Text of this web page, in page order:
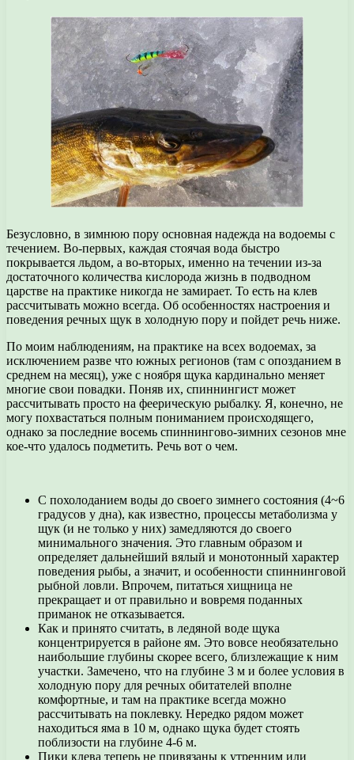
Безусловно, в зимнюю пору основная надежда на водоемы с
течением. Во-первых, каждая стоячая вода быстро
покрывается льдом, а во-вторых, именно на течении из-за
достаточного количества кислорода жизнь в подводном
царстве на практике никогда не замирает. То есть на клев
рассчитывать можно всегда. Об особенностях настроения и
поведения речных щук в холодную пору и пойдет речь ниже.
По моим наблюдениям, на практике на всех водоемах, за
исключением разве что южных регионов (там с опозданием в
среднем на месяц), уже с ноября щука кардинально меняет
многие свои повадки. Поняв их, спиннингист может
рассчитывать просто на феерическую рыбалку. Я, конечно, не
могу похвастаться полным пониманием происходящего,
однако за последние восемь спиннингово-зимних сезонов мне
кое-что удалось подметить. Речь вот о чем.
С похолоданием воды до своего зимнего состояния (4~6
градусов у дна), как известно, процессы метаболизма у
щук (и не только у них) замедляются до своего
минимального значения. Это главным образом и
определяет дальнейший вялый и монотонный характер
поведения рыбы, а значит, и особенности спиннинговой
рыбной ловли. Впрочем, питаться хищница не
прекращает и от правильно и вовремя поданных
приманок не отказывается.
Как и принято считать, в ледяной воде щука
концентрируется в районе ям. Это вовсе необязательно
наибольшие глубины скорее всего, близлежащие к ним
участки. Замечено, что на глубине 3 м и более условия в
холодную пору для речных обитателей вполне
комфортные, и там на практике всегда можно
рассчитывать на поклевку. Нередко рядом может
находиться яма в 10 м, однако щука будет стоять
поблизости на глубине 4-6 м.
Пики клева теперь не привязаны к утренним или